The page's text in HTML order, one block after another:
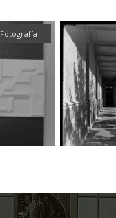
Fotografía